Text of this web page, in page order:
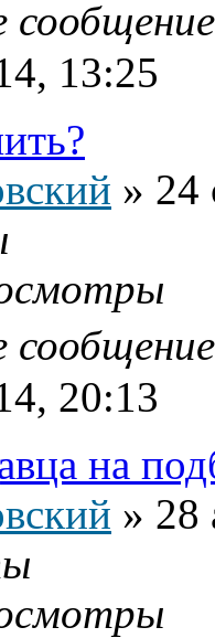
13:25
» 24
20:13
на
» 28